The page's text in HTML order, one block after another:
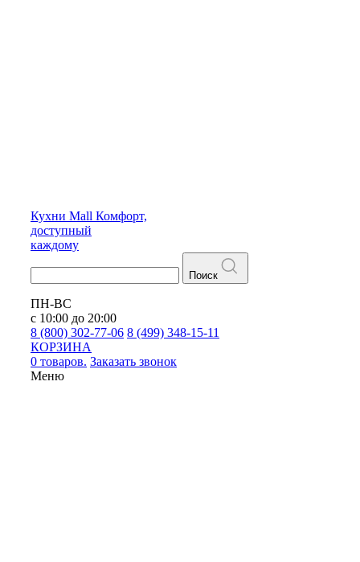
Кухни Mall Комфорт,
доступный
каждому
Поиск
ПН-ВС
с 10:00 до 20:00
8 (800) 302-77-06 8 (499) 348-15-11
КОРЗИНА
0 товаров. Заказать звонок
Меню